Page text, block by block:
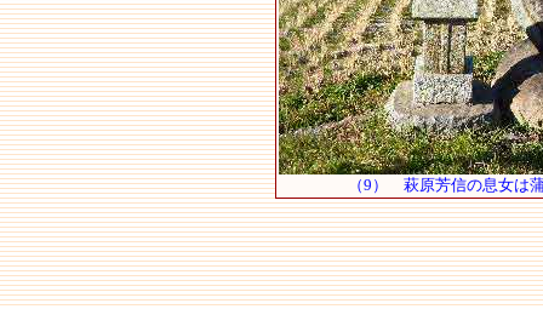
（9） 萩原芳信の息女は